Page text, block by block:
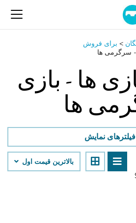
> برای فروش
- سرگرمی ‌ها
ها - بازی
‌ها
فیلترهای نمایش
بالاترین قیمت اول